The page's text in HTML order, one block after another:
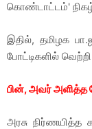
கொண்டாட்டம்'
இதில், தமிழக
போட்டிகளில்
பின், அவர் அளித்த
அரசு நிர்ணயித்த